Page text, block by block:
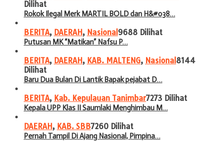
Dilihat
Rokok Ilegal Merk MARTIL BOLD dan H&#038…
BERITA, DAERAH, Nasional 9688 Dilihat
Putusan MK “Matikan” Nafsu P…
BERITA, DAERAH, KAB. MALTENG, Nasional 8144
Dilihat
Baru Dua Bulan Di Lantik Bapak pejabat D…
BERITA, Kab. Kepulauan Tanimbar7273 Dilihat
Kepala UPP Klas II Saumlaki Menghimbau M…
DAERAH, KAB. SBB7260 Dilihat
Pernah Tampil Di Ajang Nasional, Pimpina…